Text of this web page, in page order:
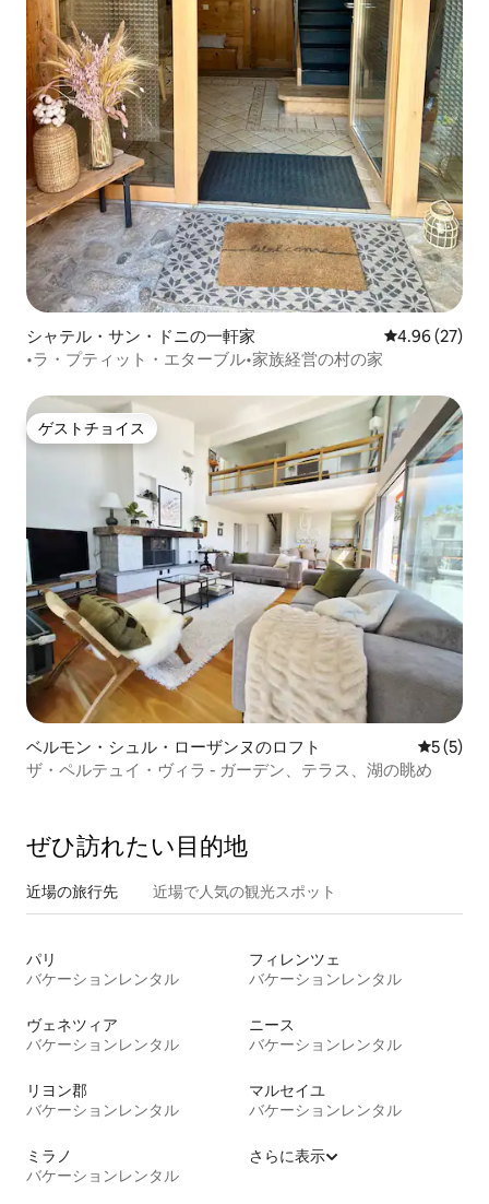
シャテル・サン・ドニの一軒家 レビュー27
4.96 (27)
•ラ・プティット・エターブル•家族経営の村の家
ゲストチョイス
ゲストチョイス
ベルモン・シュル・ローザンヌのロフト レビュー
5 (5)
ザ・ペルテュイ・ヴィラ - ガーデン、テラス、湖の眺め
ぜひ訪⁠れ⁠た⁠い目⁠的⁠地
近場の旅行先 近場で人気の観光スポット
パリ
バケーションレンタル
フィレンツェ
バケーションレンタル
ヴェネツィア
バケーションレンタル
ニース
バケーションレンタル
リヨン郡
バケーションレンタル
マルセイユ
バケーションレンタル
ミラノ
バケーションレンタル
さらに表示